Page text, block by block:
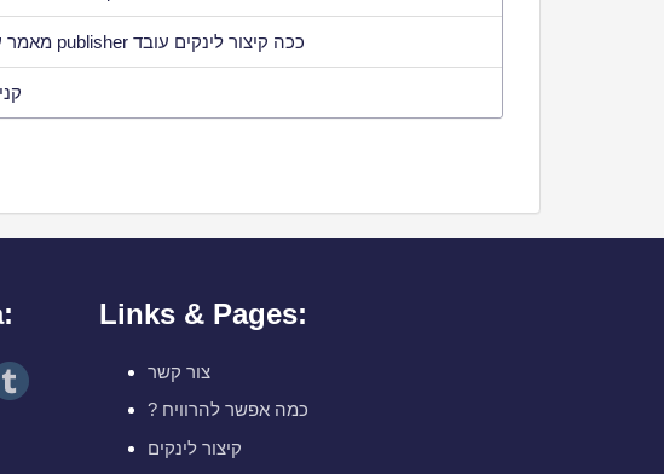
מאמר עלינו באתר publisher ככה קיצור לינקים עובד
Links & Pages:
צור קשר
? כמה אפשר להרוויח
קיצור לינקים